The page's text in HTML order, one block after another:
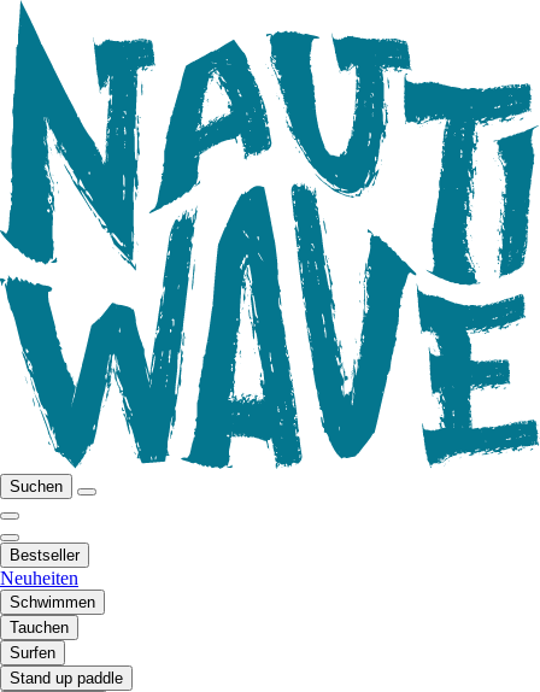
Suchen
Bestseller
Neuheiten
Schwimmen
Tauchen
Surfen
Stand up paddle